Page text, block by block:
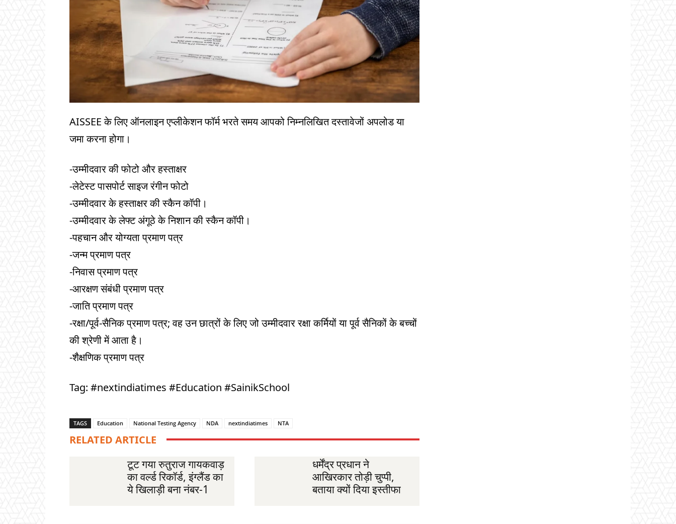
AISSEE के लिए ऑनलाइन एप्लीकेशन फॉर्म भरते समय आपको निम्नलिखित दस्तावेजों अपलोड या
जमा करना होगा।
-उम्मीदवार की फोटो और हस्ताक्षर
-लेटेस्ट पासपोर्ट साइज रंगीन फोटो
-उम्मीदवार के हस्ताक्षर की स्कैन कॉपी।
-उम्मीदवार के लेफ्ट अंगूठे के निशान की स्कैन कॉपी।
-पहचान और योग्यता प्रमाण पत्र
-जन्म प्रमाण पत्र
-निवास प्रमाण पत्र
-आरक्षण संबंधी प्रमाण पत्र
-जाति प्रमाण पत्र
-रक्षा/पूर्व-सैनिक प्रमाण पत्र; वह उन छात्रों के लिए जो उम्मीदवार रक्षा कर्मियों या पूर्व सैनिकों के बच्चों
की श्रेणी में आता है।
-शैक्षणिक प्रमाण पत्र
Tag: #nextindiatimes #Education #SainikSchool
TAGS Education National Testing Agency NDA nextindiatimes NTA
RELATED ARTICLE
टूट गया रुतुराज गायकवाड़
का वर्ल्ड रिकॉर्ड, इंग्लैंड का
ये खिलाड़ी बना नंबर-1
धर्मेंद्र प्रधान ने
आखिरकार तोड़ी चुप्पी,
बताया क्यों दिया इस्तीफा